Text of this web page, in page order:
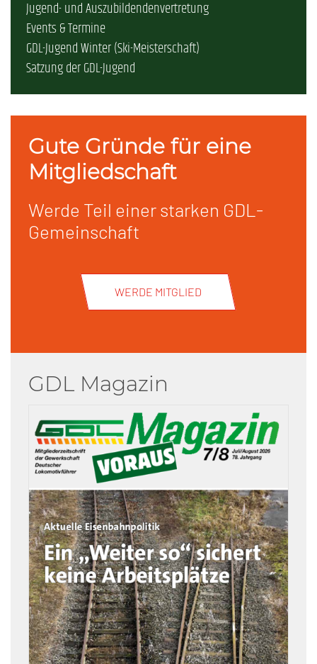
Jugend- und Auszubildendenvertretung
Events & Termine
GDL-Jugend Winter (Ski-Meisterschaft)
Satzung der GDL-Jugend
Gute Gründe für eine
Mitgliedschaft
Werde Teil einer starken GDL-
Gemeinschaft
WERDE MITGLIED
GDL Magazin